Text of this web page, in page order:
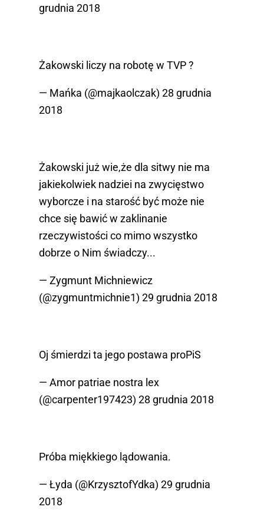
grudnia 2018
Żakowski liczy na robotę w TVP ?
— Mańka (@majkaolczak) 28 grudnia
2018
Żakowski już wie,że dla sitwy nie ma
jakiekolwiek nadziei na zwycięstwo
wyborcze i na starość być może nie
chce się bawić w zaklinanie
rzeczywistości co mimo wszystko
dobrze o Nim świadczy...
— Zygmunt Michniewicz
(@zygmuntmichnie1) 29 grudnia 2018
Oj śmierdzi ta jego postawa proPiS
— Amor patriae nostra lex
(@carpenter197423) 28 grudnia 2018
Próba miękkiego lądowania.
— Łyda (@KrzysztofYdka) 29 grudnia
2018